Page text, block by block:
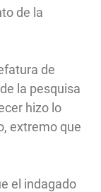
de la
de
la pesquisa
hizo lo
extremo que
el indagado